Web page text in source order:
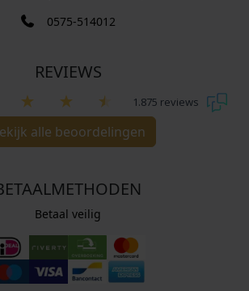
0575-514012
REVIEWS
1.875 reviews
alle beoordelingen
Betaal veilig